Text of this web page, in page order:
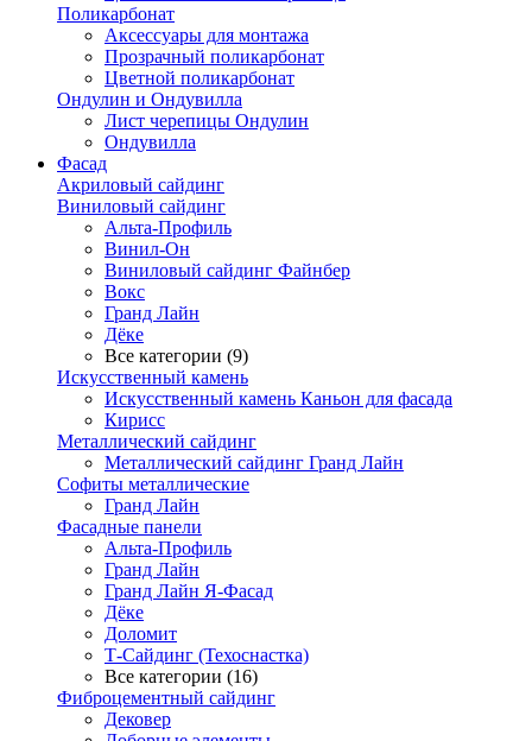
Поликарбонат
Аксессуары для монтажа
Прозрачный поликарбонат
Цветной поликарбонат
Ондулин и Ондувилла
Лист черепицы Ондулин
Ондувилла
Фасад
Акриловый сайдинг
Виниловый сайдинг
Альта-Профиль
Винил-Он
Виниловый сайдинг Файнбер
Вокс
Гранд Лайн
Дёке
Все категории (9)
Искусственный камень
Искусственный камень Каньон для фасада
Кирисс
Металлический сайдинг
Металлический сайдинг Гранд Лайн
Софиты металлические
Гранд Лайн
Фасадные панели
Альта-Профиль
Гранд Лайн
Гранд Лайн Я-Фасад
Дёке
Доломит
Т-Сайдинг (Техоснастка)
Все категории (16)
Фиброцементный сайдинг
Дековер